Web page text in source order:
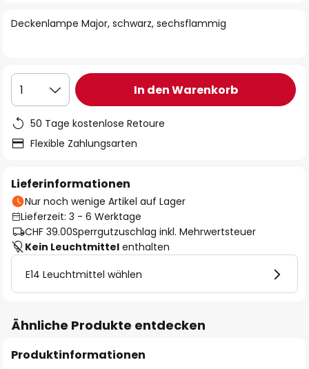
Deckenlampe Major, schwarz, sechsflammig
1 In den Warenkorb
50 Tage kostenlose Retoure
Flexible Zahlungsarten
Lieferinformationen
Nur noch wenige Artikel auf Lager
Lieferzeit: 3 - 6 Werktage
CHF 39.00Sperrgutzuschlag inkl. Mehrwertsteuer
Kein Leuchtmittel enthalten
E14 Leuchtmittel wählen
Ähnliche Produkte entdecken
Produktinformationen